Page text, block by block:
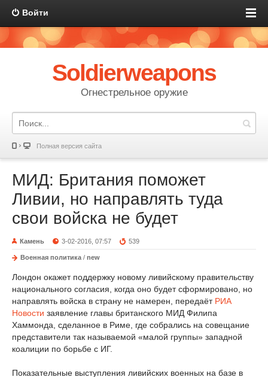
Войти
Soldierweapons
Огнестрельное оружие
Полная версия сайта
МИД: Британия поможет
Ливии, но направлять туда
свои войска не будет
Камень 3-02-2016, 07:57 539
Военная политика / new
Лондон окажет поддержку новому ливийскому правительству
национального согласия, когда оно будет сформировано, но
направлять войска в страну не намерен, передаёт РИА
Новости заявление главы британского МИД Филипа
Хаммонда, сделанное в Риме, где собрались на совещание
представители так называемой «малой группы» западной
коалиции по борьбе с ИГ.
Показательные выступления ливийских военных на базе в